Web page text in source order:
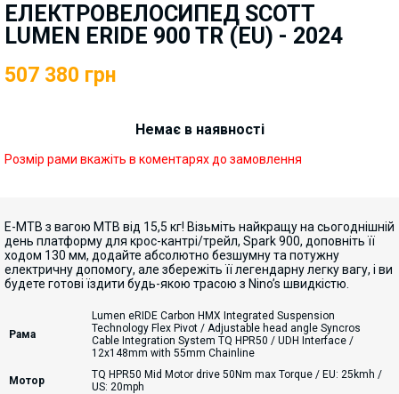
ЕЛЕКТРОВЕЛОСИПЕД SCOTT
LUMEN ERIDE 900 TR (EU) - 2024
507 380 грн
Немає в наявності
Розмір рами вкажіть в коментарях до замовлення
E-MTB з вагою MTB від 15,5 кг! Візьміть найкращу на сьогоднішній
день платформу для крос-кантрі/трейл, Spark 900, доповніть її
ходом 130 мм, додайте абсолютно безшумну та потужну
електричну допомогу, але збережіть її легендарну легку вагу, і ви
будете готові їздити будь-якою трасою з Nino’s швидкістю.
Рама
Lumen eRIDE Carbon HMX Integrated Suspension
Technology Flex Pivot / Adjustable head angle Syncros
Cable Integration System TQ HPR50 / UDH Interface /
12x148mm with 55mm Chainline
Мотор
TQ HPR50 Mid Motor drive 50Nm max Torque / EU: 25kmh /
US: 20mph